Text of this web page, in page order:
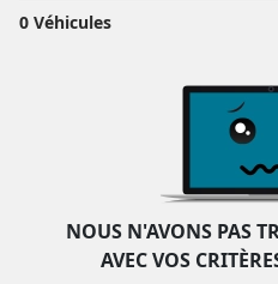
0 Véhicules
NOUS N'AVONS PAS
AVEC VOS